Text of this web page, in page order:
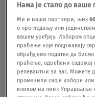
poslova , a svih pet
preduzeće, “Vode
vrednost veća je
slučajeva, ova
preduzećem
Нама је стало до ваше
Ми и наши партнери, њих
о прегледању или
вашем уређају. Избором
праћење које подржавају
обрађујемо податке да
праћење, одређени садржај
релевантни за вас. Можете
променили своје изборе или
кликом на линк Управљање